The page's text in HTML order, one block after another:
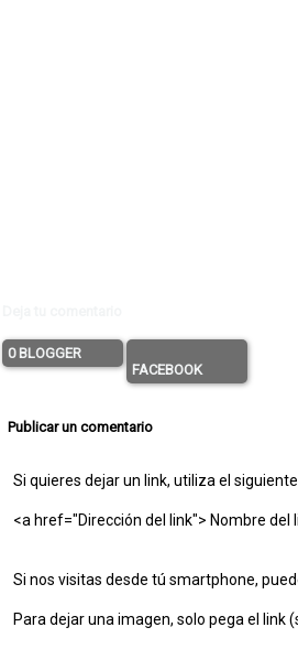
0 BLOGGER
FACEBOOK
Publicar un comentario
Si quieres dejar un link, utiliza el
<a href="Dirección del link"> Nombre del
Si nos visitas desde tú smartphone,
Para dejar una imagen, solo pega el link